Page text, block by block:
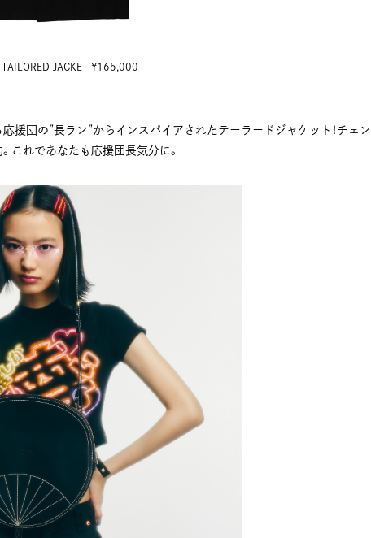
TAILORED JACKET ¥165,000
援団の”長ラン”からインスパイアされたテーラードジャケット！チェン
これであなたも応援団長気分に。